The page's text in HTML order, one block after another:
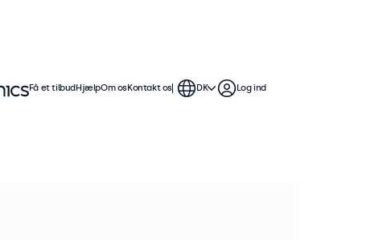
Disse 19-tommer touchskærme er
med Windows, macOS, ChromeOS
Få et tilbudHjælpOm osKontakt os DK Log ind